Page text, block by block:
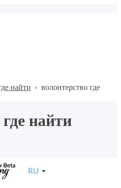
найти › волонтерство где
найти